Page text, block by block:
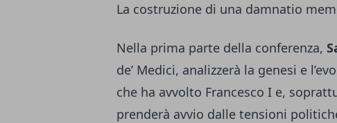
La costruzione di una damnatio
Nella prima parte della conferenza,
de’ Medici, analizzerà la genesi e
che ha avvolto Francesco I e,
prenderà avvio dalle tensioni